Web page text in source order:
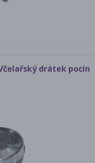
drátek pocín